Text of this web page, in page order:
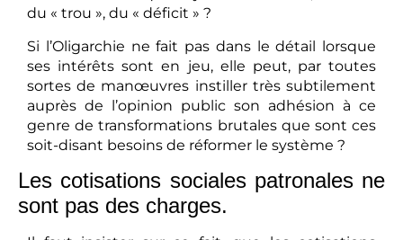
du « trou », du « déficit » ?
Si l’Oligarchie ne fait pas dans le détail lorsque
ses intérêts sont en jeu, elle peut, par toutes
sortes de manœuvres instiller très subtilement
auprès de l’opinion public son adhésion à ce
genre de transformations brutales que sont ces
soit-disant besoins de réformer le système ?
Les cotisations sociales patronales ne
sont pas des charges.